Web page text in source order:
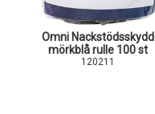
Omni Nackstödsskydd
mörkblå rulle 100 st
120211